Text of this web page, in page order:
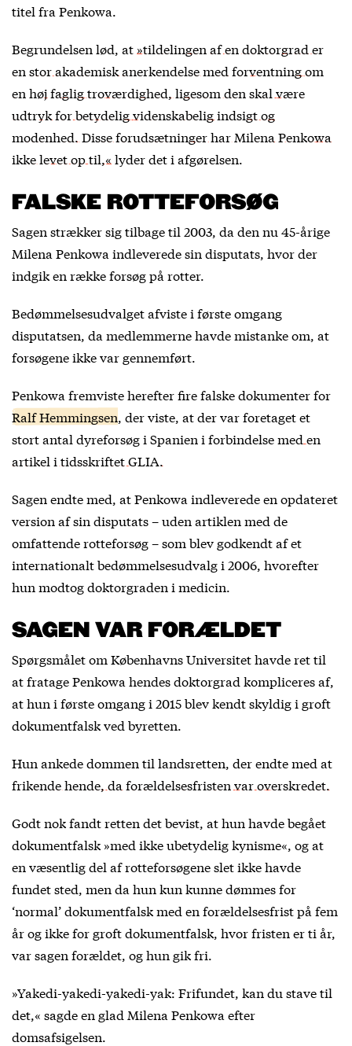
titel fra Penkowa.
Begrundelsen lød, at »tildelingen af en doktorgrad er
en stor akademisk anerkendelse med forventning om
en høj faglig troværdighed, ligesom den skal være
udtryk for betydelig videnskabelig indsigt og
modenhed. Disse forudsætninger har Milena Penkowa
ikke levet op til,« lyder det i afgørelsen.
FALSKE ROTTEFORSØG
Sagen strækker sig tilbage til 2003, da den nu 45-årige
Milena Penkowa indleverede sin disputats, hvor der
indgik en række forsøg på rotter.
Bedømmelsesudvalget afviste i første omgang
disputatsen, da medlemmerne havde mistanke om, at
forsøgene ikke var gennemført.
Penkowa fremviste herefter fire falske dokumenter for
Ralf Hemmingsen, der viste, at der var foretaget et
stort antal dyreforsøg i Spanien i forbindelse med en
artikel i tidsskriftet GLIA.
Sagen endte med, at Penkowa indleverede en opdateret
version af sin disputats – uden artiklen med de
omfattende rotteforsøg – som blev godkendt af et
internationalt bedømmelsesudvalg i 2006, hvorefter
hun modtog doktorgraden i medicin.
SAGEN VAR FORÆLDET
Spørgsmålet om Københavns Universitet havde ret til
at fratage Penkowa hendes doktorgrad kompliceres af,
at hun i første omgang i 2015 blev kendt skyldig i groft
dokumentfalsk ved byretten.
Hun ankede dommen til landsretten, der endte med at
frikende hende, da forældelsesfristen var overskredet.
Godt nok fandt retten det bevist, at hun havde begået
dokumentfalsk »med ikke ubetydelig kynisme«, og at
en væsentlig del af rotteforsøgene slet ikke havde
fundet sted, men da hun kun kunne dømmes for
‘normal’ dokumentfalsk med en forældelsesfrist på fem
år og ikke for groft dokumentfalsk, hvor fristen er ti år,
var sagen forældet, og hun gik fri.
»Yakedi-yakedi-yakedi-yak: Frifundet, kan du stave til
det,« sagde en glad Milena Penkowa efter
domsafsigelsen.